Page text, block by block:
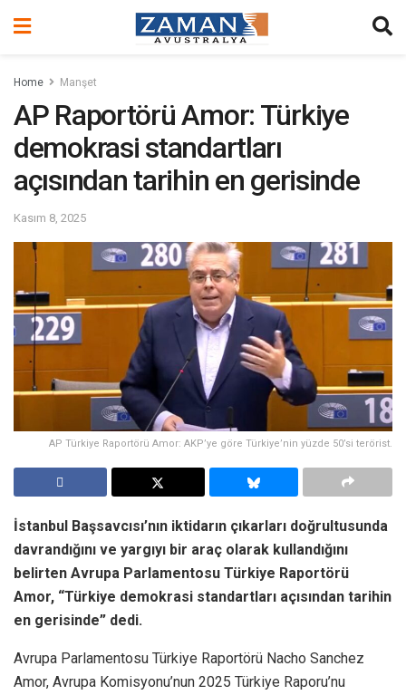
Home Manşet
AP Raportörü Amor: Türkiye
demokrasi standartları
açısından tarihin en gerisinde
Kasım 8, 2025
AP Türkiye Raportörü Amor: AKP’ye göre Türkiye’nin yüzde 50’si terörist.
İstanbul Başsavcısı’nın iktidarın çıkarları doğrultusunda
davrandığını ve yargıyı bir araç olarak kullandığını
belirten Avrupa Parlamentosu Türkiye Raportörü
Amor, “Türkiye demokrasi standartları açısından tarihin
en gerisinde” dedi.
Avrupa Parlamentosu Türkiye Raportörü Nacho Sanchez
Amor, Avrupa Komisyonu’nun 2025 Türkiye Raporu’nu